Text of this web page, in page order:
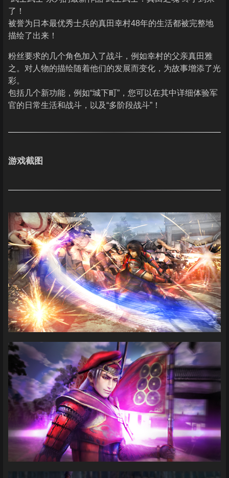
了！
被誉为日本最优秀士兵的真田幸村48年的生活都被完整地
描绘了出来！
粉丝要求的几个角色加入了战斗，例如幸村的父亲真田雅
之。对人物的描绘随着他们的发展而变化，为故事增添了光
彩。
包括几个新功能，例如“城下町”，您可以在其中详细体验军
官的日常生活和战斗，以及“多阶段战斗”！
游戏截图